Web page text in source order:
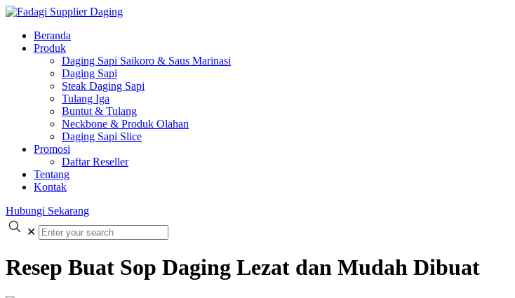
Beranda
Produk
Daging Sapi Saikoro & Saus Marinasi
Daging Sapi
Steak Daging Sapi
Tulang Iga
Buntut & Tulang
Neckbone & Produk Olahan
Daging Sapi Slice
Promosi
Daftar Reseller
Tentang
Kontak
Hubungi Sekarang
✕
Resep Buat Sop Daging Lezat dan Mudah Dibuat